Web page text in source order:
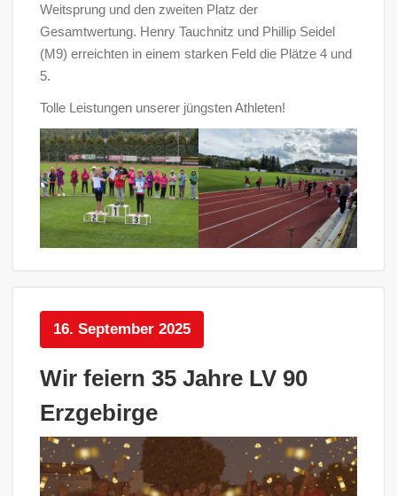
Weitsprung und den zweiten Platz der
Gesamtwertung. Henry Tauchnitz und Phillip Seidel
(M9) erreichten in einem starken Feld die Plätze 4 und
5.
Tolle Leistungen unserer jüngsten Athleten!
16. September 2025
Wir feiern 35 Jahre LV 90
Erzgebirge